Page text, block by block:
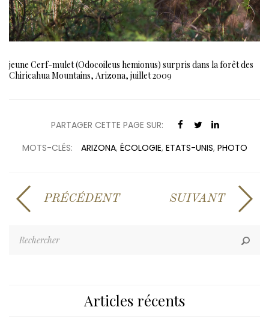
jeune Cerf-mulet (Odocoileus hemionus) surpris dans la forêt des
Chiricahua Mountains, Arizona, juillet 2009
PARTAGER CETTE PAGE SUR:
MOTS-CLÉS:
ARIZONA, ÉCOLOGIE, ETATS-UNIS, PHOTO
PRÉCÉDENT SUIVANT
Articles récents